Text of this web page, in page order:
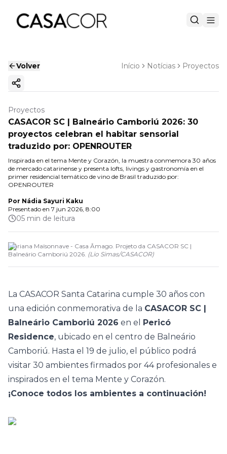
Volver Início Notícias Proyectos
Copiar enlace
Proyectos
CASACOR SC | Balneário Camboriú 2026: 30
proyectos celebran el habitar sensorial
traduzido por: OPENROUTER
Inspirada en el tema Mente y Corazón, la muestra conmemora 30 años
de mercado catarinense y presenta lofts, livings y gastronomía en el
primer residencial temático de vino de Brasil traduzido por:
OPENROUTER
Por Nádia Sayuri Kaku
Presentado en 7 jun 2026, 8:00
05 min de leitura
Mariana Maïsonnave - Casa Âmago. Projeto da CASACOR SC |
Balneário Camboriú 2026. (Lio Simas/CASACOR)
La CASACOR Santa Catarina cumple 30 años con
una edición conmemorativa de la CASACOR SC |
Balneário Camboriú 2026 en el Pericó
Residence, ubicado en el centro de Balneário
Camboriú. Hasta el 19 de julio, el público podrá
visitar 30 ambientes firmados por 44 profesionales e
inspirados en el tema Mente y Corazón.
¡Conoce todos los ambientes a continuación!